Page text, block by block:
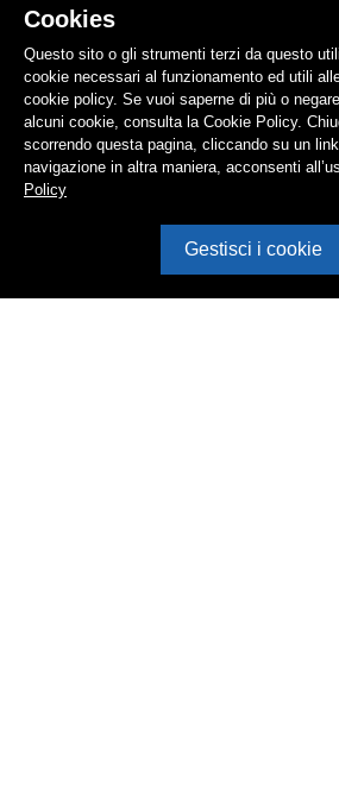
Cookies
Questo sito o gli strumenti terzi da questo
cookie necessari al funzionamento ed utili
cookie policy. Se vuoi saperne di più o
alcuni cookie, consulta la Cookie Policy.
scorrendo questa pagina, cliccando su un
navigazione in altra maniera, acconsenti
Policy
Gestisci i cookie